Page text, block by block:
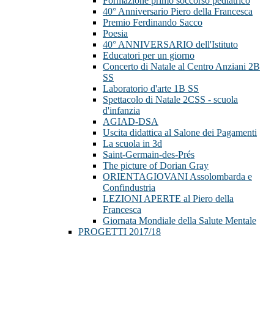
40° Anniversario Piero della Francesca
Premio Ferdinando Sacco
Poesia
40° ANNIVERSARIO dell'Istituto
Educatori per un giorno
Concerto di Natale al Centro Anziani 2B
SS
Laboratorio d'arte 1B SS
Spettacolo di Natale 2CSS - scuola
d'infanzia
AGIAD-DSA
Uscita didattica al Salone dei Pagamenti
La scuola in 3d
Saint-Germain-des-Prés
The picture of Dorian Gray
ORIENTAGIOVANI Assolombarda e
Confindustria
LEZIONI APERTE al Piero della
Francesca
Giornata Mondiale della Salute Mentale
PROGETTI 2017/18